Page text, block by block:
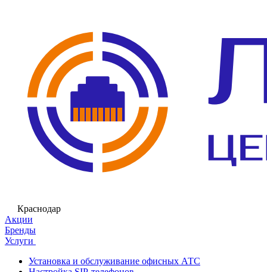
Краснодар
Акции
Бренды
Услуги
Установка и обслуживание офисных АТС